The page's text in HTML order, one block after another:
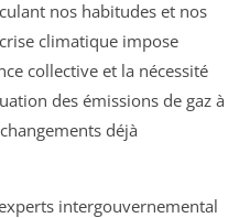
nos habitudes et nos
climatique impose
collective et la nécessité
des émissions de gaz à
déjà
intergouvernemental